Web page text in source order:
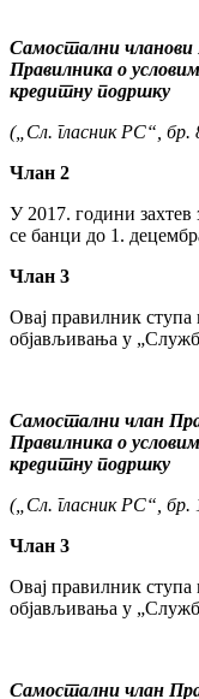
Самостални чланови
Правилника о
кредитну подршку
(„Сл. гласник РС“, бр.
Члан 2
У 2017. години
се банци до 1.
Члан 3
Овај правилник ступа
објављивања у
Самостални члан
Правилника о
кредитну подршку
(„Сл. гласник РС“, бр.
Члан 3
Овај правилник ступа
објављивања у
Самостални члан